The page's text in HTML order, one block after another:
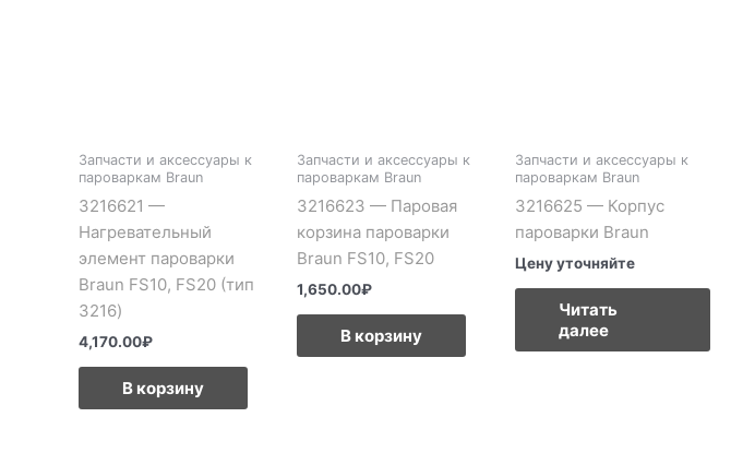
Запчасти и аксессуары к
пароваркам Braun
3216621 —
Нагревательный
элемент пароварки
Braun FS10, FS20 (тип
3216)
4,170.00₽
В корзину
Запчасти и аксессуары к
пароваркам Braun
3216623 — Паровая
корзина пароварки
Braun FS10, FS20
1,650.00₽
В корзину
Запчасти и аксессуары к
пароваркам Braun
3216625 — Корпус
пароварки Braun
Цену уточняйте
Читать
далее